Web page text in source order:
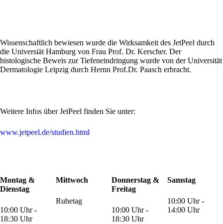
Wissenschaftlich bewiesen wurde die Wirksamkeit des JetPeel durch
die Universiät Hamburg von Frau Prof. Dr. Kerscher. Der
histologische Beweis zur Tiefeneindringung wurde von der Universität
Dermatologie Leipzig durch Hernn Prof.Dr. Paasch erbracht.
Weitere Infos über JetPeel finden Sie unter:
www.jetpeel.de/studien.html
Montag &
Dienstag
10:00 Uhr -
18:30 Uhr
Mittwoch
Ruhetag
Donnerstag &
Freitag
10:00 Uhr -
18:30 Uhr
Samstag
10:00 Uhr -
14:00 Uhr